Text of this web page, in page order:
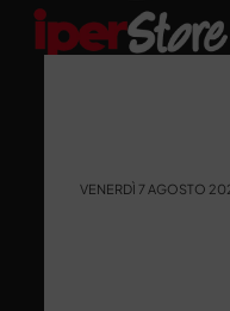
VENERDÌ 7 AGOSTO